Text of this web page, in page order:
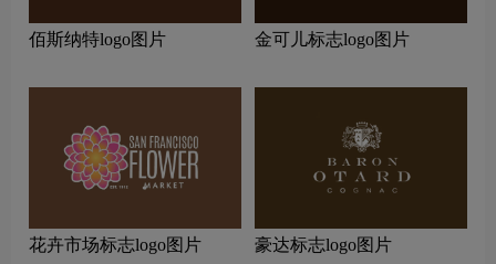
佰斯纳特logo图片 金可儿标志logo图片
花卉市场标志logo图片 豪达标志logo图片